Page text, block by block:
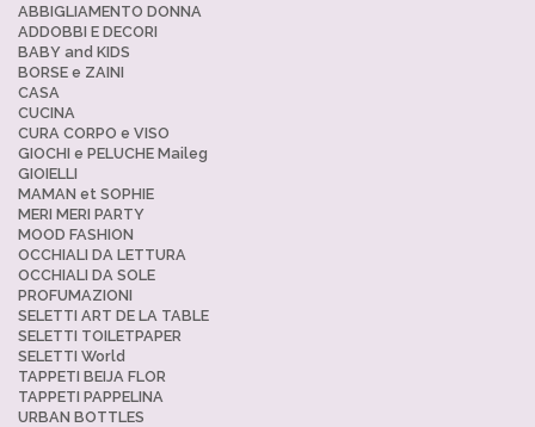
ABBIGLIAMENTO DONNA
ADDOBBI E DECORI
BABY and KIDS
BORSE e ZAINI
CASA
CUCINA
CURA CORPO e VISO
GIOCHI e PELUCHE Maileg
GIOIELLI
MAMAN et SOPHIE
MERI MERI PARTY
MOOD FASHION
OCCHIALI DA LETTURA
OCCHIALI DA SOLE
PROFUMAZIONI
SELETTI ART DE LA TABLE
SELETTI TOILETPAPER
SELETTI World
TAPPETI BEIJA FLOR
TAPPETI PAPPELINA
URBAN BOTTLES